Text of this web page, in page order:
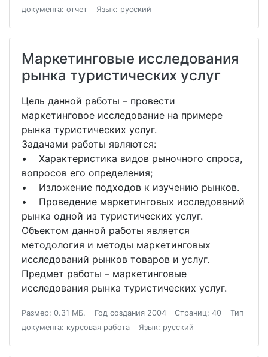
документа: отчет
Язык: русский
Маркетинговые исследования
рынка туристических услуг
Цель данной работы – провести
маркетинговое исследование на примере
рынка туристических услуг.
Задачами работы являются:
• Характеристика видов рыночного спроса,
вопросов его определения;
• Изложение подходов к изучению рынков.
• Проведение маркетинговых исследований
рынка одной из туристических услуг.
Объектом данной работы является
методология и методы маркетинговых
исследований рынков товаров и услуг.
Предмет работы – маркетинговые
исследования рынка туристических услуг.
Размер: 0.31 МБ. Год создания 2004 Страниц: 40
Тип
документа: курсовая работа
Язык: русский